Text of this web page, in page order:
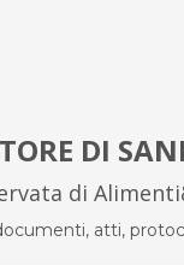
DI
di
atti,